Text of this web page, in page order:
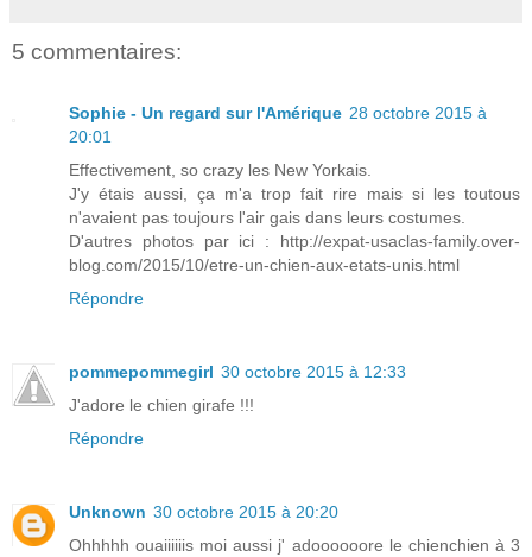
5 commentaires:
Sophie - Un regard sur l'Amérique 28 octobre 2015 à
20:01
Effectivement, so crazy les New Yorkais.
J'y étais aussi, ça m'a trop fait rire mais si les toutous
n'avaient pas toujours l'air gais dans leurs costumes.
D'autres photos par ici : http://expat-usaclas-family.over-
blog.com/2015/10/etre-un-chien-aux-etats-unis.html
Répondre
pommepommegirl 30 octobre 2015 à 12:33
J'adore le chien girafe !!!
Répondre
Unknown 30 octobre 2015 à 20:20
Ohhhhh ouaiiiiiis moi aussi j' adoooooore le chienchien à 3